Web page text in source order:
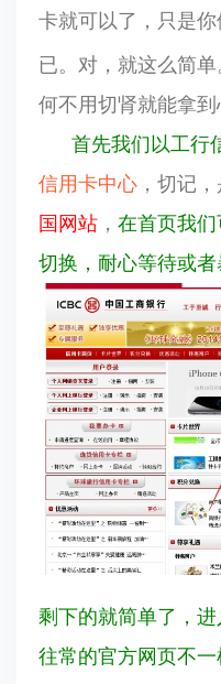
卡就可以了，只是你
已。对，就这么简
何不用切肾就能拿到
首先我们以工行
信用卡中心 ，切记
国网站 ， 在首页我们
切换，耐心等待或者
剩下的就简单了，
往常的官方网页不